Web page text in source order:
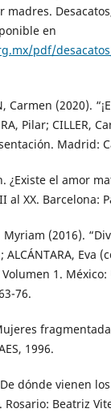
madres.
en
pdf/
Carmen (2020).
Pilar; CILLER,
Madrid:
¿Existe el amor
al XX. Barcelona:
Myriam (2016).
ALCÁNTARA, Eva
1.
76.
1996.
De dónde vienen
Beatriz